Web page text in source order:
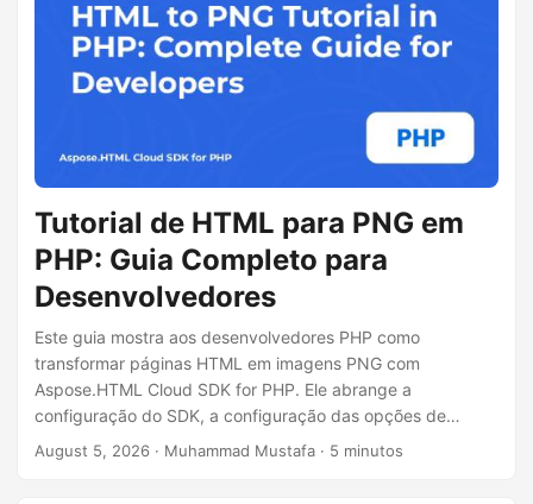
e
gTutorial de HTML para PNG em
PHP: Guia Completo para
Desenvolvedores
Este guia mostra aos desenvolvedores PHP como
transformar páginas HTML em imagens PNG com
Aspose.HTML Cloud SDK for PHP. Ele abrange a
configuração do SDK, a configuração das opções de
conversão, um exemplo de código e chamadas REST cURL
August 5, 2026 · Muhammad Mustafa · 5 minutos